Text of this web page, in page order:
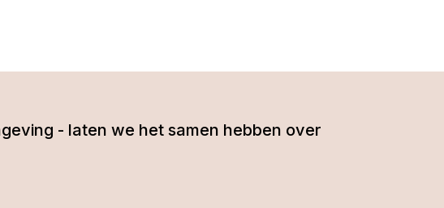
- laten we het samen hebben over